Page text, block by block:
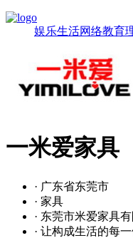
娱乐生活网络教育
一米爱家具
· 广东省东莞市
· 家具
· 东莞市米爱家具有
· 让构成生活的每